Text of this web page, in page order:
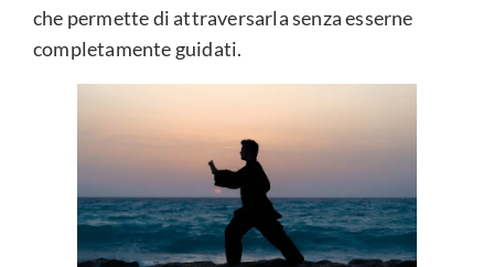
che permette di attraversarla senza esserne
completamente guidati.